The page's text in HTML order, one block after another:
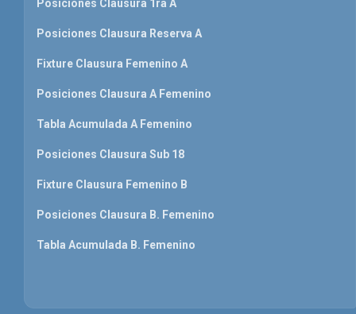
Posiciones Clausura 1ra A
Posiciones Clausura Reserva A
Fixture Clausura Femenino A
Posiciones Clausura A Femenino
Tabla Acumulada A Femenino
Posiciones Clausura Sub 18
Fixture Clausura Femenino B
Posiciones Clausura B. Femenino
Tabla Acumulada B. Femenino